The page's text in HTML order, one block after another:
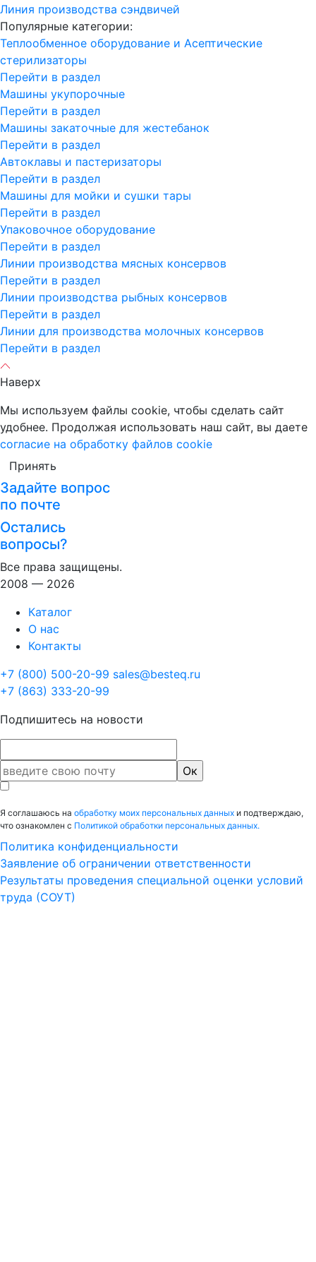
Линия производства сэндвичей
Популярные категории:
Теплообменное оборудование и Асептические
стерилизаторы
Перейти в раздел
Машины укупорочные
Перейти в раздел
Машины закаточные для жестебанок
Перейти в раздел
Автоклавы и пастеризаторы
Перейти в раздел
Машины для мойки и сушки тары
Перейти в раздел
Упаковочное оборудование
Перейти в раздел
Линии производства мясных консервов
Перейти в раздел
Линии производства рыбных консервов
Перейти в раздел
Линии для производства молочных консервов
Перейти в раздел
Наверх
Мы используем файлы cookie, чтобы сделать сайт
удобнее. Продолжая использовать наш сайт, вы даете
согласие на обработку файлов cookie
Принять
Задайте вопрос
по почте
Остались
вопросы?
Все права защищены.
2008 — 2026
Каталог
О нас
Контакты
+7 (800) 500-20-99 sales@besteq.ru
+7 (863) 333-20-99
Подпишитесь на новости
Я соглашаюсь на обработку моих персональных данных и подтверждаю,
что ознакомлен с Политикой обработки персональных данных.
Политика конфиденциальности
Заявление об ограничении ответственности
Результаты проведения специальной оценки условий
труда (СОУТ)